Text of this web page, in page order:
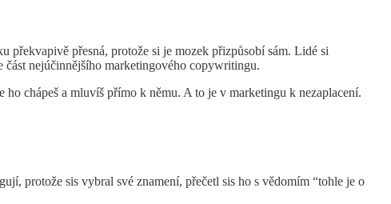
přesná, protože si je mozek přizpůsobí sám. Lidé si
část nejúčinnějšího marketingového copywritingu.
chápeš a mluvíš přímo k němu. A to je v marketingu k nezaplacení.
protože sis vybral své znamení, přečetl sis ho s vědomím “tohle je o